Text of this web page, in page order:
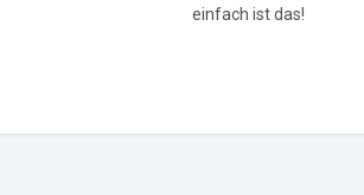
einfach ist das!